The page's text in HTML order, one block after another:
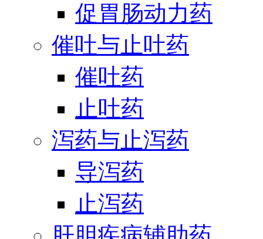
促胃肠动力药
催吐与止吐药
催吐药
止吐药
泻药与止泻药
导泻药
止泻药